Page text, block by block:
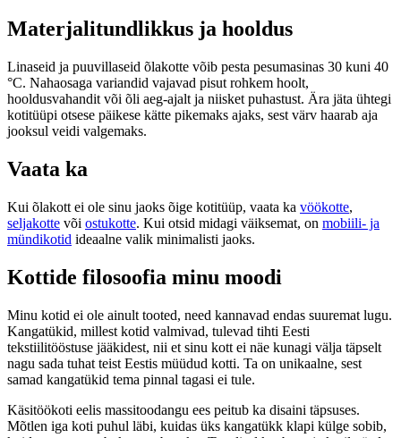
Materjalitundlikkus ja hooldus
Linaseid ja puuvillaseid õlakotte võib pesta pesumasinas 30 kuni 40
°C. Nahaosaga variandid vajavad pisut rohkem hoolt,
hooldusvahandit või õli aeg-ajalt ja niisket puhastust. Ära jäta ühtegi
kotitüüpi otsese päikese kätte pikemaks ajaks, sest värv haarab aja
jooksul veidi valgemaks.
Vaata ka
Kui õlakott ei ole sinu jaoks õige kotitüüp, vaata ka vöökotte,
seljakotte või ostukotte. Kui otsid midagi väiksemat, on mobiili- ja
mündikotid ideaalne valik minimalisti jaoks.
Kottide filosoofia minu moodi
Minu kotid ei ole ainult tooted, need kannavad endas suuremat lugu.
Kangatükid, millest kotid valmivad, tulevad tihti Eesti
tekstiilitööstuse jääkidest, nii et sinu kott ei näe kunagi välja täpselt
nagu sada tuhat teist Eestis müüdud kotti. Ta on unikaalne, sest
samad kangatükid tema pinnal tagasi ei tule.
Käsitöökoti eelis massitoodangu ees peitub ka disaini täpsuses.
Mõtlen iga koti puhul läbi, kuidas üks kangatükk klapi külge sobib,